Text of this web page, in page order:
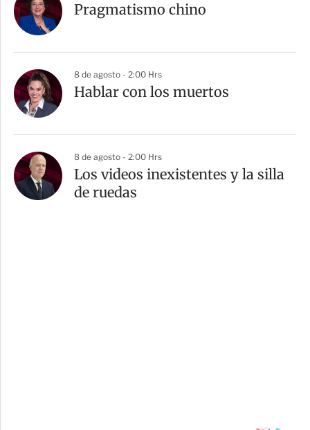
Pragmatismo chino
8 de agosto - 2:00 Hrs
Hablar con los muertos
8 de agosto - 2:00 Hrs
Los videos inexistentes y la silla
de ruedas